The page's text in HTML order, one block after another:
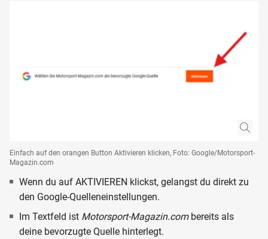
Einfach auf den orangen Button Aktivieren klicken, Foto: Google/Motorsport-
Magazin.com
Wenn du auf AKTIVIEREN klickst, gelangst du direkt zu
den Google-Quelleneinstellungen.
Im Textfeld ist Motorsport-Magazin.com bereits als
deine bevorzugte Quelle hinterlegt.